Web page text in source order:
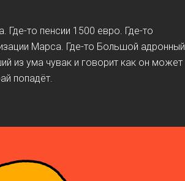
Где-то пенсии 1500 евро. Где-то
Марса. Где-то Большой адронный
из ума чувак и говорит как он может
попадёт.